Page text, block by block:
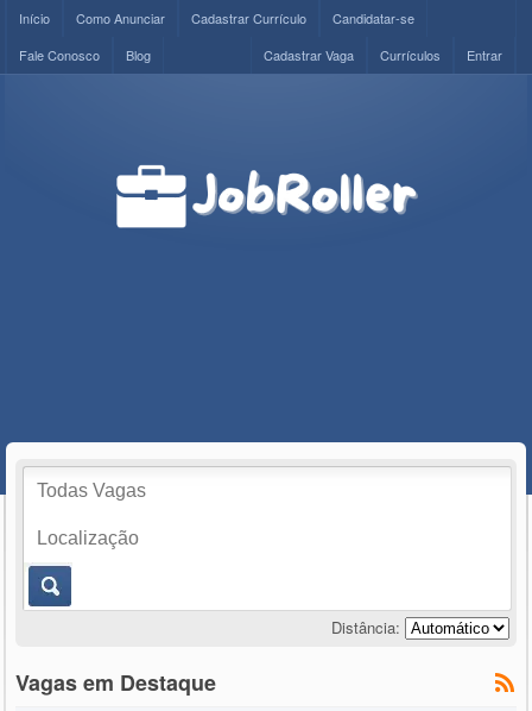
Início Como Anunciar Cadastrar Currículo
Candidatar-se
Fale Conosco
Blog Entrar
Currículos
Cadastrar Vaga
Distância:
Vagas em Destaque